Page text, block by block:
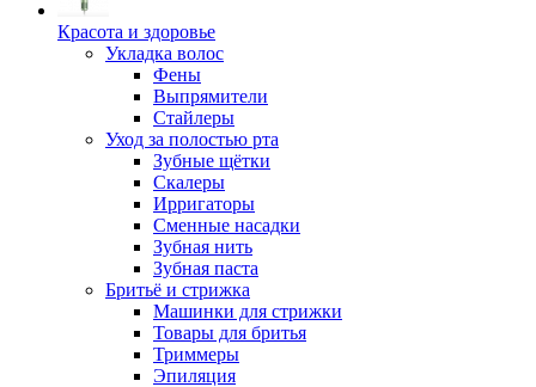
Красота и здоровье
Укладка волос
Фены
Выпрямители
Стайлеры
Уход за полостью рта
Зубные щётки
Скалеры
Ирригаторы
Сменные насадки
Зубная нить
Зубная паста
Бритьё и стрижка
Машинки для стрижки
Товары для бритья
Триммеры
Эпиляция